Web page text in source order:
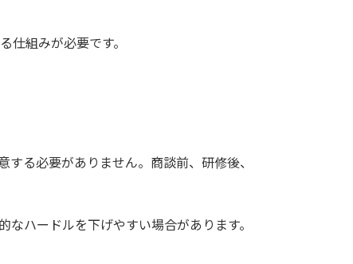
仕組みが必要です。
る必要がありません。商談前、研修後、
ハードルを下げやすい場合があります。